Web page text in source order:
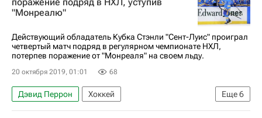
"Монреалю"
Действующий обладатель Кубка Стэнли "Сент-Луис" проиграл
четвертый матч подряд в регулярном чемпионате НХЛ,
потерпев поражение от "Монреаля" на своем льду.
20 октября 2019, 01:01 68
Еще6
Дэвид Перрон
Хоккей
Национальная хоккейная лига (НХЛ)